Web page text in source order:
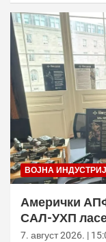
ВОЈНА
Амерички
САЛ-УХП
7. август 2026. |